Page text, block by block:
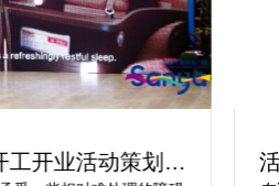
工开业活动策划方